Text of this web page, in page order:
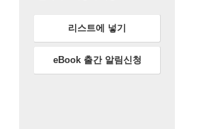
리스트에 넣기
eBook 출간 알림신청